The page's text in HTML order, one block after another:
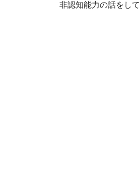
非認知能力の話をし